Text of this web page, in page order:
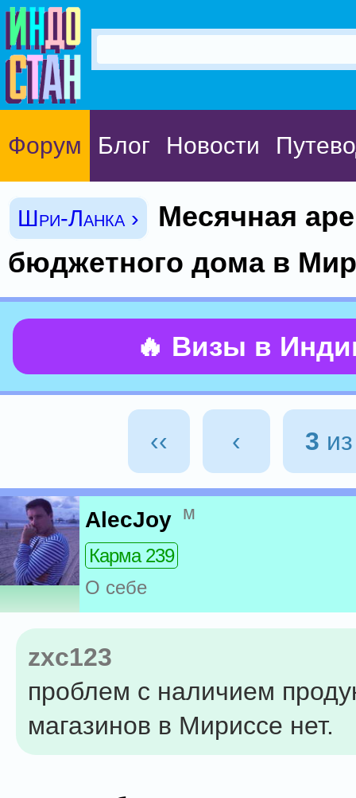
Форум Блог Новости
Шри-Ланка ›
Месячная
бюджетного дома в
🔥 Визы в
‹‹ ‹ 3
AlecJoy м
Карма 239
О себе
zxc123
проблем с наличием
магазинов в Мириссе нет.